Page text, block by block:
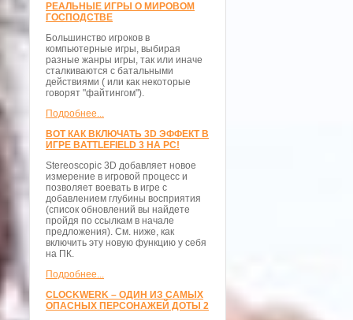
РЕАЛЬНЫЕ ИГРЫ О МИРОВОМ
ГОСПОДСТВЕ
Большинство игроков в
компьютерные игры, выбирая
разные жанры игры, так или иначе
сталкиваются с батальными
действиями ( или как некоторые
говорят "файтингом").
Подробнее...
ВОТ КАК ВКЛЮЧАТЬ 3D ЭФФЕКТ В
ИГРЕ BATTLEFIELD 3 НА PC!
Stereoscopic 3D добавляет новое
измерение в игровой процесс и
позволяет воевать в игре с
добавлением глубины восприятия
(список обновлений вы найдете
пройдя по ссылкам в начале
предложения). См. ниже, как
включить эту новую функцию у себя
на ПК.
Подробнее...
CLOCKWERK – ОДИН ИЗ САМЫХ
ОПАСНЫХ ПЕРСОНАЖЕЙ ДОТЫ 2